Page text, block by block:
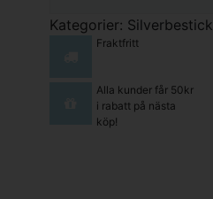
Kategorier: Silverbestick
Fraktfritt
Alla kunder får 50kr
i rabatt på nästa
köp!